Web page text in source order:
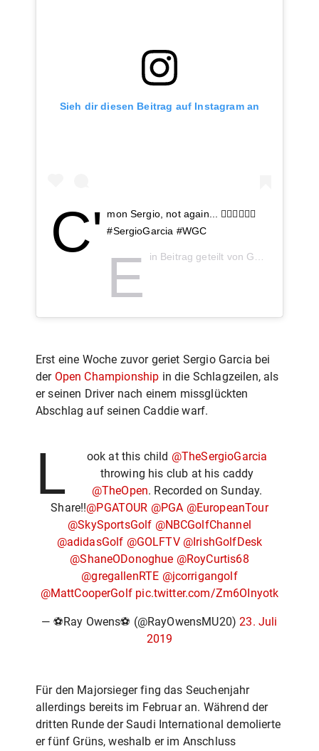
Sieh dir diesen Beitrag auf Instagram an
C'
mon Sergio, not again... 🤦🏻‍♂️🤦🏻‍♂️
#SergioGarcia #WGC
E in Beitrag geteilt von GOLF 60s
Erst eine Woche zuvor geriet Sergio Garcia bei
der Open Championship in die Schlagzeilen, als
er seinen Driver nach einem missglückten
Abschlag auf seinen Caddie warf.
L ook at this child @TheSergioGarcia
throwing his club at his caddy
@TheOpen. Recorded on Sunday.
Share!!@PGATOUR @PGA @EuropeanTour
@SkySportsGolf @NBCGolfChannel
@adidasGolf @GOLFTV @IrishGolfDesk
@ShaneODonoghue @RoyCurtis68
@gregallenRTE @jcorrigangolf
@MattCooperGolf pic.twitter.com/Zm6OInyotk
— ⚽Ray Owens⚽ (@RayOwensMU20)23. Juli
2019
Für den Majorsieger fing das Seuchenjahr
allerdings bereits im Februar an. Während der
dritten Runde der Saudi International demolierte
er fünf Grüns, weshalb er im Anschluss